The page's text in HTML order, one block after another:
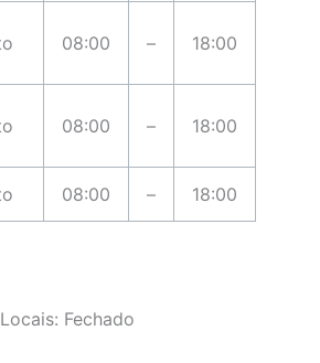
08:00 – 18:00
08:00 – 18:00
08:00 – 18:00
Fechado